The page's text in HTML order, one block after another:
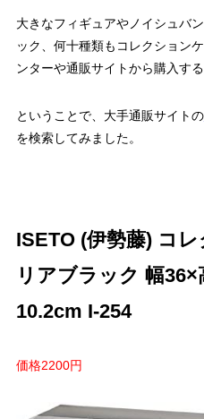
大きなフィギュアやノイシュバ
ック、何十種類もコレクション
ンターや通販サイトから購入す
ということで、大手通販サイトの
を検索してみました。
ISETO (伊勢藤) コ
リアブラック 幅36×
10.2cm I-254
価格2200円